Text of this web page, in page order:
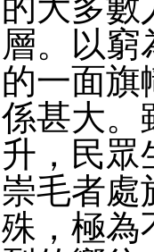
層。以窮
的一面旗
係甚大。
升，民眾
崇毛者處
殊，極為